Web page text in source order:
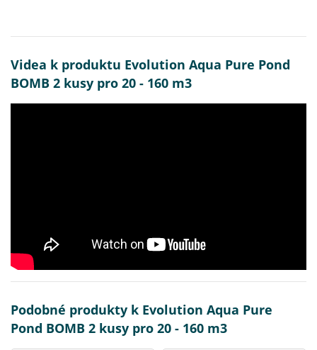
Videa k produktu Evolution Aqua Pure Pond
BOMB 2 kusy pro 20 - 160 m3
Podobné produkty k Evolution Aqua Pure
Pond BOMB 2 kusy pro 20 - 160 m3